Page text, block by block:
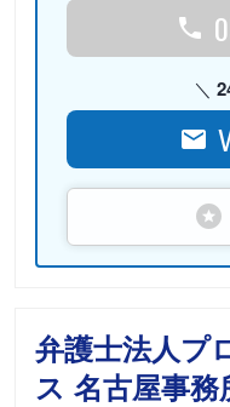
弁護士法人プ
ス 名古屋事務